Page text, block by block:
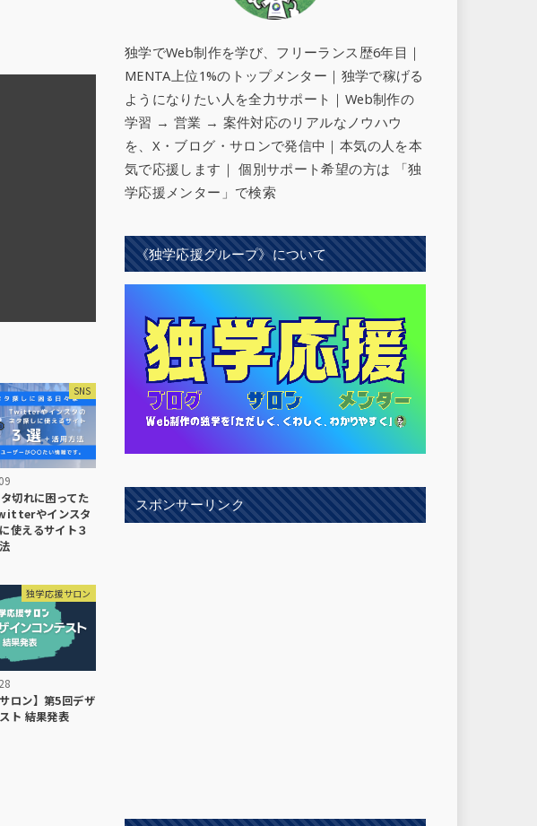
SNS
タ切れに困ってた
やインスタ
使えるサイト３
独学応援サロン
サロン】第5回デザ
ト 結果発表
独学でWeb制作を学び、フリーランス歴6年目｜
MENTA上位1%のトップメンター｜独学で稼げる
ようになりたい人を全力サポート ｜Web制作の
学習 → 営業 → 案件対応のリアルなノウハウ
を、X・ブログ・サロンで発信中｜本気の人を本
気で応援します｜ 個別サポート希望の方は 「独
学応援メンター」で検索
《独学応援グループ》について
スポンサーリンク